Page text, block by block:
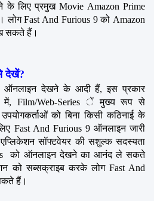
लिए प्रमुख Movie Amazon Prime
लोग Fast And Furious 9 को Amazon
सकते हैं।
देखें?
ऑनलाइन देखने के आदी हैं, इस प्रकार
में, Film/Web-Series ें मुख्य रूप से
को बिना किसी कठिनाई के
Fast And Furious 9 ऑनलाइन जारी
सॉफ्टवेयर की सशुल्क सदस्यता
को ऑनलाइन देखने का आनंद ले सकते
को सब्सक्राइब करके लोग Fast And
हैं।